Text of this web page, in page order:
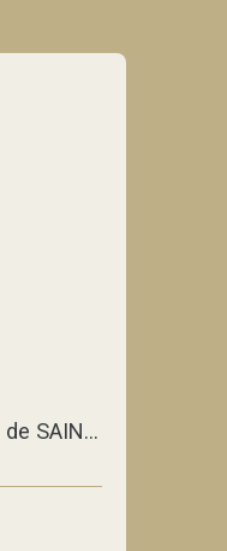
Christophe GALLET de SAINT-AURIN